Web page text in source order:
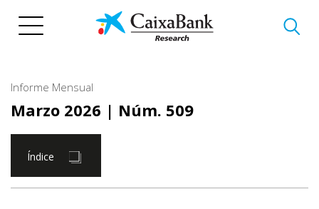
Informe Mensual
Marzo 2026 | Núm. 509
Índice